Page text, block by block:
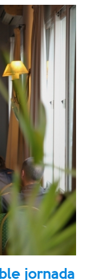
jornada